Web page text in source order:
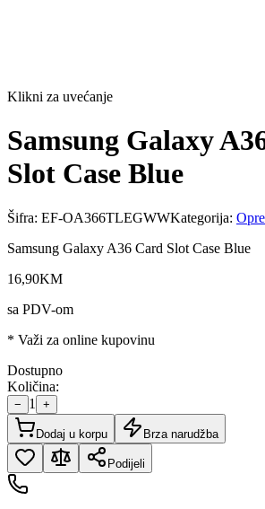
Klikni za uvećanje
Samsung Galaxy
Slot Case Blue
Šifra: EF-OA366TLEGWWKategorija:
Samsung Galaxy A36 Card Slot Case Blue
16,90KM
sa PDV-om
* Važi za online kupovinu
Dostupno
Količina:
− 1 +
Dodaj u korpu Brza narudžba
Podijeli